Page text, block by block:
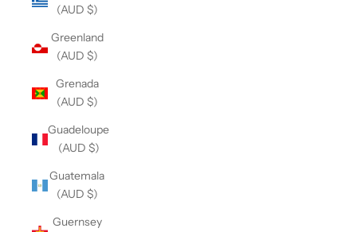
(AUD $)
Greenland
(AUD $)
Grenada
(AUD $)
Guadeloupe
(AUD $)
Guatemala
(AUD $)
Guernsey